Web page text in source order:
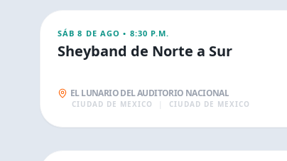
CONCIERTOS
SÁB 8 DE AGO • 8:30 P.M.
Sheyband de Norte a Sur
EL LUNARIO DEL AUDITORIO NACIONAL
CIUDAD DE MEXICO CIUDAD DE MEXICO
9